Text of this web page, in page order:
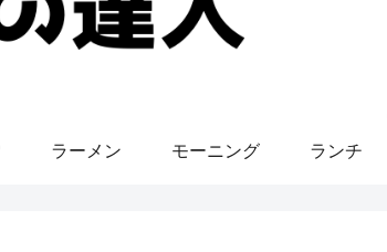
ラーメン モーニング ランチ